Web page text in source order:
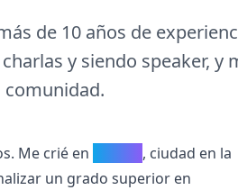
de 10 años de
y siendo speaker, y
Me crié en
, ciudad en la
un grado superior en